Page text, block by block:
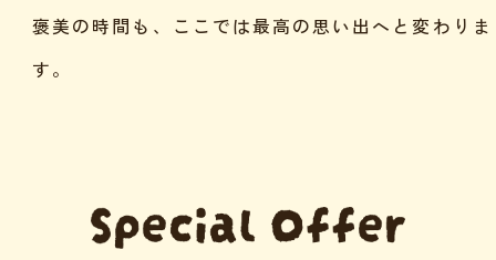
褒美の時間も、ここでは最高の思い出へと変わりま
す。